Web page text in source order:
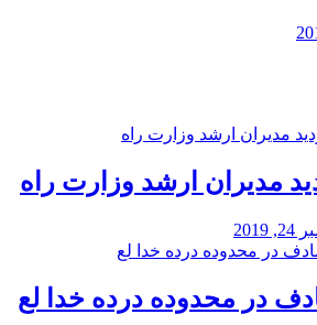
مدیران ارشد وزارت راه
در محدوده درده خدا لع